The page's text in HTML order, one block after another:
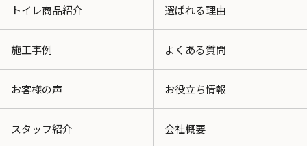
トイレ商品紹介 選ばれる理由
施工事例 よくある質問
お客様の声 お役立ち情報
スタッフ紹介 会社概要